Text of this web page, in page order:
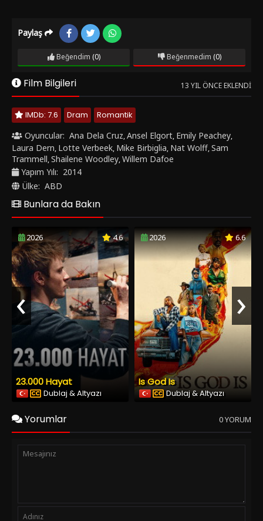
Paylaş
Beğendim (0) Beğenmedim (0)
Film Bilgileri 13 YIL ÖNCE EKLENDI
IMDb: 7.6 Dram
Romantik
Oyuncular: Ana Dela Cruz,Ansel Elgort, Emily Peachey,
Laura Dern, Lotte Verbeek, Mike Birbiglia, Nat Wolff,Sam
Trammell,Shailene Woodley,Willem Dafoe
Yapım Yılı: 2014
Ülke: ABD
Bunlara da Bakın
2026 4.6
23.000 Hayat
Dublaj & Altyazı
2026 6.6
Is God Is
Dublaj & Altyazı
‹ ›
Yorumlar 0 YORUM